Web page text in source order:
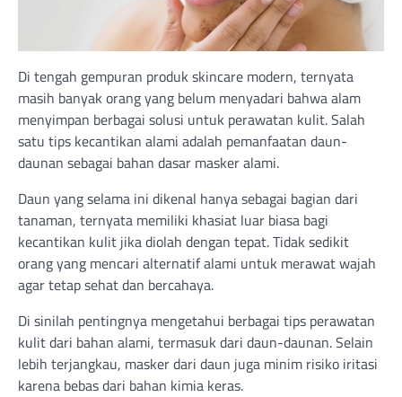
Di tengah gempuran produk skincare modern, ternyata
masih banyak orang yang belum menyadari bahwa alam
menyimpan berbagai solusi untuk perawatan kulit. Salah
satu tips kecantikan alami adalah pemanfaatan daun-
daunan sebagai bahan dasar masker alami.
Daun yang selama ini dikenal hanya sebagai bagian dari
tanaman, ternyata memiliki khasiat luar biasa bagi
kecantikan kulit jika diolah dengan tepat. Tidak sedikit
orang yang mencari alternatif alami untuk merawat wajah
agar tetap sehat dan bercahaya.
Di sinilah pentingnya mengetahui berbagai tips perawatan
kulit dari bahan alami, termasuk dari daun-daunan. Selain
lebih terjangkau, masker dari daun juga minim risiko iritasi
karena bebas dari bahan kimia keras.